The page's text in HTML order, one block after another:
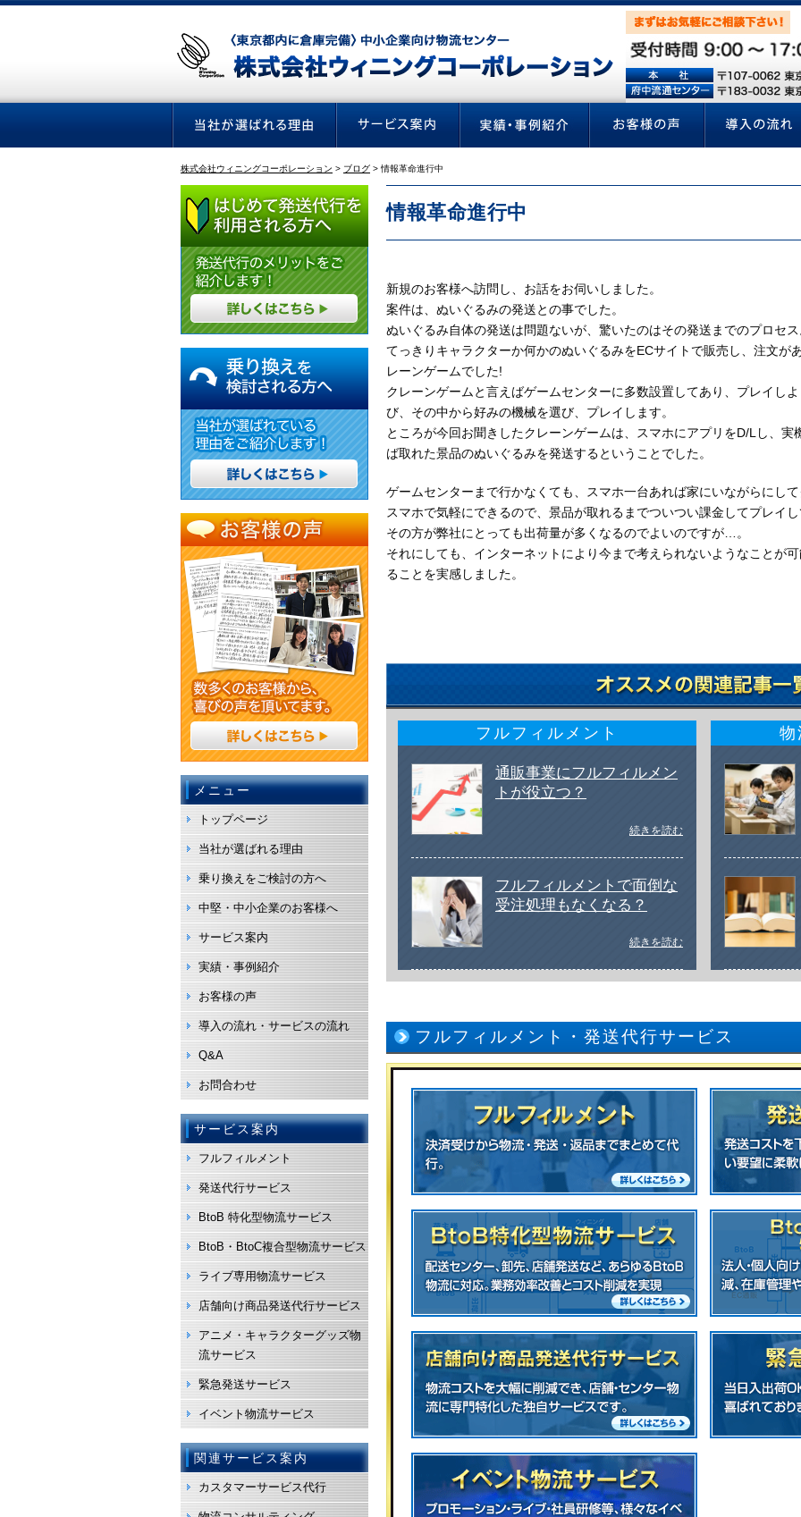
株式会社ウィニングコーポレーション > ブログ > 情報革命進行中
情報革命進行中
新規のお客様へ訪問し、お話をお伺いしました。
案件は、ぬいぐるみの発送との事でした。
ぬいぐるみ自体の発送は問題ないが、驚いたのはその発送までのプロセ
てっきりキャラクターか何かのぬいぐるみをECサイトで販売し、注文が
レーンゲームでした!
クレーンゲームと言えばゲームセンターに多数設置してあり、プレイし
び、その中から好みの機械を選び、プレイします。
ところが今回お聞きしたクレーンゲームは、スマホにアプリをD/L し、実
ば取れた景品のぬいぐるみを発送するということでした。
ゲームセンターまで行かなくても、スマホ一台あれば家にいながらにし
スマホで気軽にできるので、景品が取れるまでついつい課金してプレイ
その方が弊社にとっても出荷量が多くなるのでよいのですが…。
それにしても、インターネットにより今まで考えられないようなことが
ることを実感しました。
フルフィルメント
通販事業にフルフィルメン
トが役立つ？
続きを読む
フルフィルメントで面倒な
受注処理もなくなる？
続きを読む
物
フルフィルメント・発送代行サービス
メニュー
トップページ
当社が選ばれる理由
乗り換えをご検討の方へ
中堅・中小企業のお客様へ
サービス案内
実績・事例紹介
お客様の声
導入の流れ・サービスの流れ
Q&A
お問合わせ
サービス案内
フルフィルメント
発送代行サービス
BtoB 特化型物流サービス
BtoB・BtoC複合型物流サービス
ライブ専用物流サービス
店舗向け商品発送代行サービス
アニメ・キャラクターグッズ物
流サービス
緊急発送サービス
イベント物流サービス
関連サービス案内
カスタマーサービス代行